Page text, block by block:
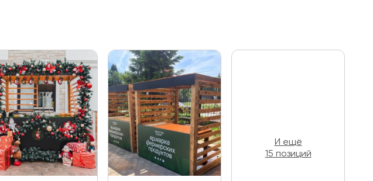
И ещё
15 позиций